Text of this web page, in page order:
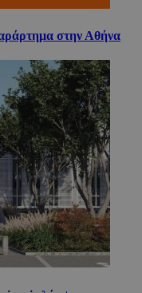
στην Αθήνα